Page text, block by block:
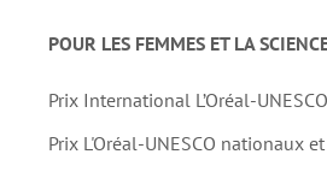
POUR LES FEMMES ET LA
Prix International L’Oréal-UNESCO
Prix L'Oréal-UNESCO nationaux